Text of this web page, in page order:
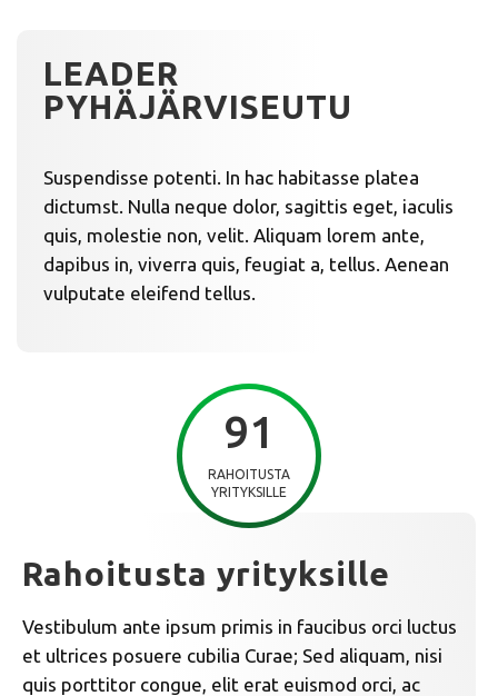
LEADER
PYHÄJÄRVISEUTU
Suspendisse potenti. In hac habitasse platea
dictumst. Nulla neque dolor, sagittis eget, iaculis
quis, molestie non, velit. Aliquam lorem ante,
dapibus in, viverra quis, feugiat a, tellus. Aenean
vulputate eleifend tellus.
91
RAHOITUSTA
YRITYKSILLE
Rahoitusta yrityksille
Vestibulum ante ipsum primis in faucibus orci luctus
et ultrices posuere cubilia Curae; Sed aliquam, nisi
quis porttitor congue, elit erat euismod orci, ac